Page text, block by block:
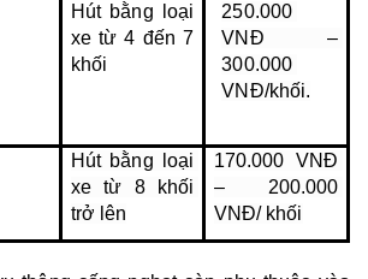
Hút bằng loại
xe từ 4 đến 7
khối
250.000
VNĐ –
300.000
VNĐ/khối.
Hút bằng loại
xe từ 8 khối
trở lên
170.000 VNĐ
– 200.000
VNĐ/ khối